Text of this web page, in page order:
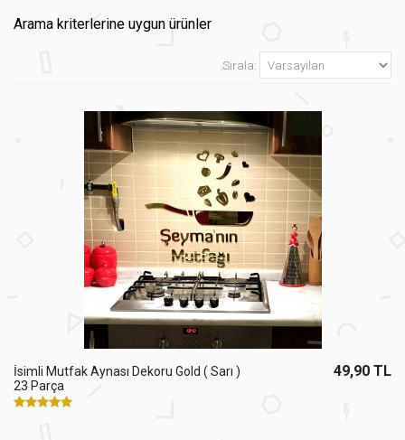
Arama kriterlerine uygun ürünler
Sırala:
İsimli Mutfak Aynası Dekoru Gold ( Sarı )
23 Parça
49,90 TL